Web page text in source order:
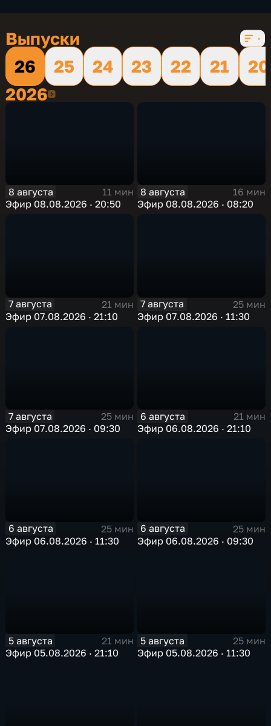
Выпуски
26
25 24 23 22 21
20
20262026
8 августа
11 мин
Эфир 08.08.2026 · 20:50
8 августа
16 мин
Эфир 08.08.2026 · 08:20
7 августа
21 мин
Эфир 07.08.2026 · 21:10
7 августа
25 мин
Эфир 07.08.2026 · 11:30
7 августа
25 мин
Эфир 07.08.2026 · 09:30
6 августа
21 мин
Эфир 06.08.2026 · 21:10
6 августа
25 мин
Эфир 06.08.2026 · 11:30
6 августа
25 мин
Эфир 06.08.2026 · 09:30
5 августа
21 мин
Эфир 05.08.2026 · 21:10
5 августа
25 мин
Эфир 05.08.2026 · 11:30